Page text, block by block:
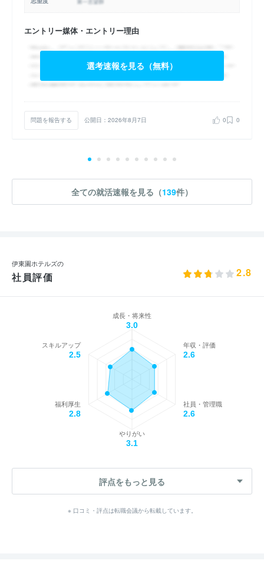
エントリー媒体・エントリー理由
選考速報を見る（無料）
問題を報告する 公開日：2026年8月7日 0 0
全ての就活速報を見る（139件）
伊東園ホテルズの
社員評価 2.8
成長・将来性
3.0
年収・評価
2.6
社員・管理職
2.6
やりがい
3.1
福利厚生
2.8
スキルアップ
2.5
評点をもっと見る
※ 口コミ・評点は転職会議から転載しています。